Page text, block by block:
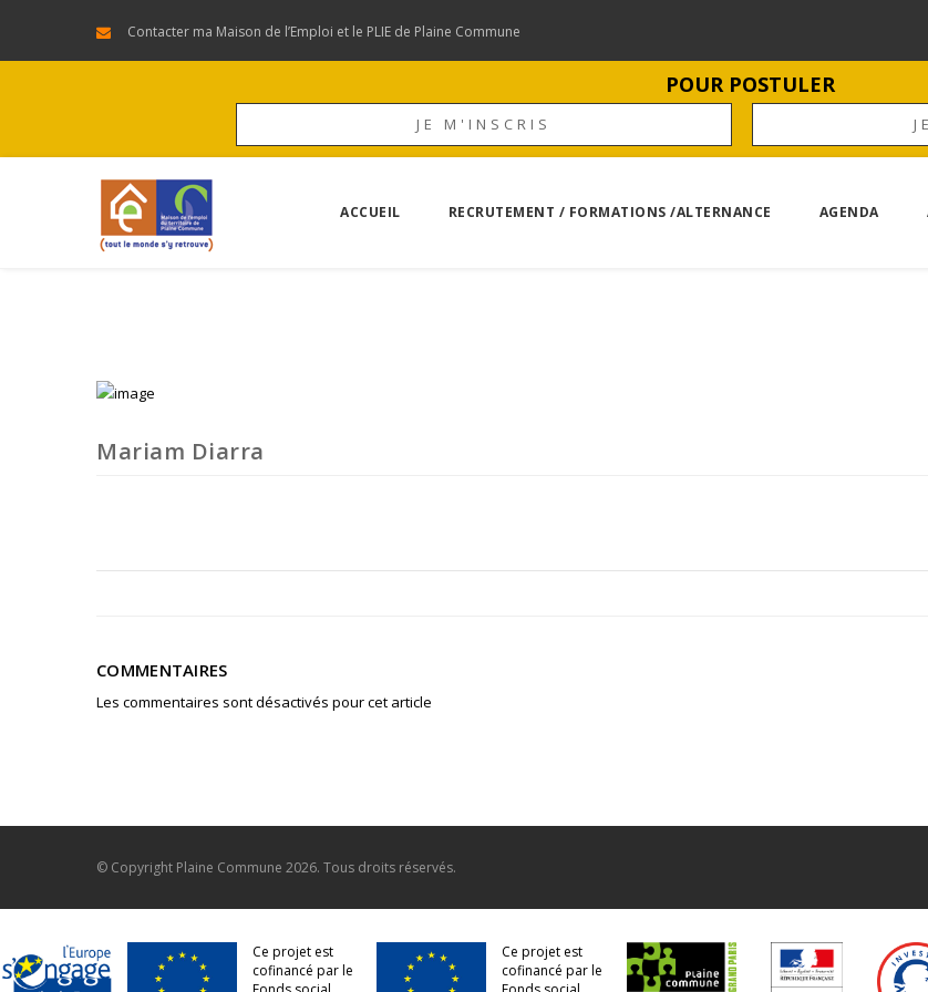
Contacter ma Maison de l’Emploi et le PLIE de Plaine Commune
POUR POSTULER
JE M'INSCRIS
ACCUEIL RECRUTEMENT / FORMATIONS /ALTERNANCE AGENDA
Mariam Diarra
COMMENTAIRES
Les commentaires sont désactivés pour cet article
© Copyright Plaine Commune 2026. Tous droits réservés.
Ce projet est
cofinancé par le
Ce projet est
cofinancé par le